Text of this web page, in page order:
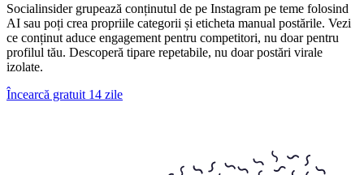
Socialinsider grupează conținutul de pe Instagram pe teme folosind
AI sau poți crea propriile categorii și eticheta manual postările. Vezi
ce conținut aduce engagement pentru competitori, nu doar pentru
profilul tău. Descoperă tipare repetabile, nu doar postări virale
izolate.
Încearcă gratuit 14 zile